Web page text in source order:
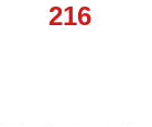
216